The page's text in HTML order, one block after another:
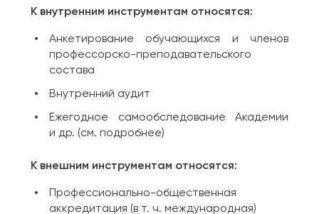
К внутренним инструментам относятся:
Анкетирование обучающихся и членов
профессорско-преподавательского
состава
Внутренний аудит
Ежегодное самообследование Академии
и др. (см. подробнее)
К внешним инструментам относятся:
Профессионально-общественная
аккредитация (в т. ч. международная)